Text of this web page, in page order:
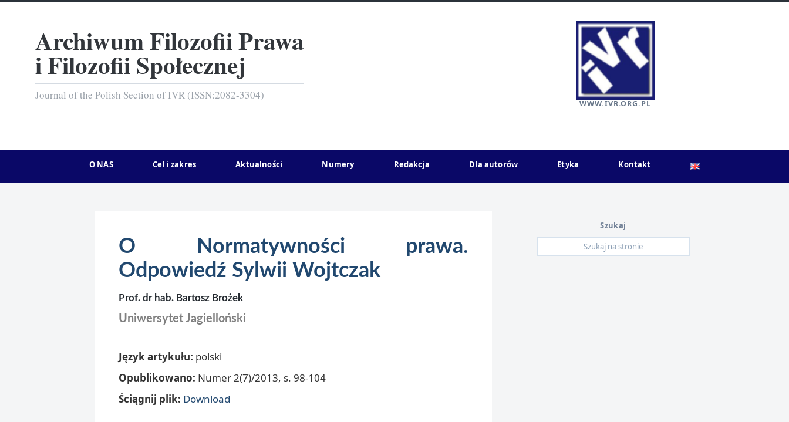
Archiwum Filozofii Prawa
i Filozofii Społecznej
Journal of the Polish Section of IVR (ISSN:2082-3304)
WWW.IVR.ORG.PL
O NAS Cel i zakres Aktualności Numery Redakcja Dla autorów Etyka Kontakt
O Normatywności prawa.
Odpowiedź Sylwii Wojtczak
Prof. dr hab. Bartosz Brożek
Uniwersytet Jagielloński
Język artykułu: polski
Opublikowano: Numer 2(7)/2013, s. 98-104
Ściągnij plik: Download
Szukaj